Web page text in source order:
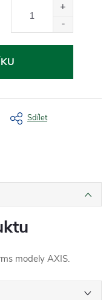
Sdílet
modely AXIS.